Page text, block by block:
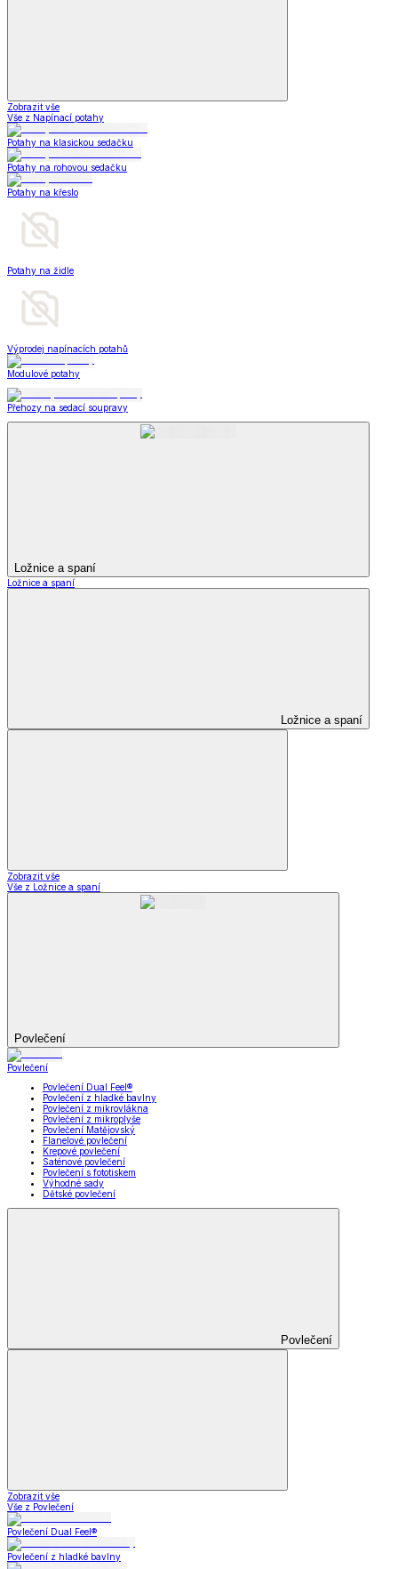
Zobrazit vše
Vše z Napínací potahy
Potahy na klasickou sedačku
Potahy na rohovou sedačku
Potahy na křeslo
Potahy na židle
Výprodej napínacích potahů
Modulové potahy
Přehozy na sedací soupravy
Ložnice a spaní
Ložnice a spaní
Ložnice a spaní
Zobrazit vše
Vše z Ložnice a spaní
Povlečení
Povlečení
Povlečení Dual Feel®
Povlečení z hladké bavlny
Povlečení z mikrovlákna
Povlečení z mikroplyše
Povlečení Matějovský
Flanelové povlečení
Krepové povlečení
Saténové povlečení
Povlečení s fototiskem
Výhodné sady
Dětské povlečení
Povlečení
Zobrazit vše
Vše z Povlečení
Povlečení Dual Feel®
Povlečení z hladké bavlny